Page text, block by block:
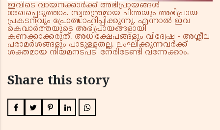
ഇവിടെ വായനക്കാർക്ക് അഭിപ്രായങ്ങൾ
രേഖപ്പെടുത്താം. സ്വതന്ത്രമായ ചിന്തയും അഭിപ്രായ
പ്രകടനവും പ്രോത്സാഹിപ്പിക്കുന്നു. എന്നാൽ ഇവ
കെവാർത്തയുടെ അഭിപ്രായങ്ങളായി
കണക്കാക്കരുത്. അധിക്ഷേപങ്ങളും വിദ്വേഷ - അശ്ലീല
പരാമർശങ്ങളും പാടുള്ളതല്ല. ലംഘിക്കുന്നവർക്ക്
ശക്തമായ നിയമനടപടി നേരിടേണ്ടി വന്നേക്കാം.
Share this story